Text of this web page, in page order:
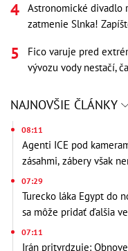
Astronomické divadlo
zatmenie Slnka!
Fico varuje pred
vývozu vody nestačí,
NAJNOVŠIE ČLÁNKY
08:11
Agenti ICE pod
zásahmi, zábery však
07:29
Turecko láka Egypt do
sa môže pridať ďalšia
07:11
Irán pritvrdzuje: